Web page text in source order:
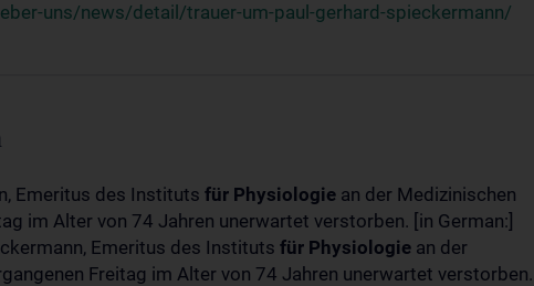
uns/news/detail/trauer-um-paul-gerhard-spieckermann/
Emeritus des Instituts für Physiologie an der Medizinischen
im Alter von 74 Jahren unerwartet verstorben. [in German:]
Emeritus des Instituts für Physiologie an der
Freitag im Alter von 74 Jahren unerwartet verstorben.